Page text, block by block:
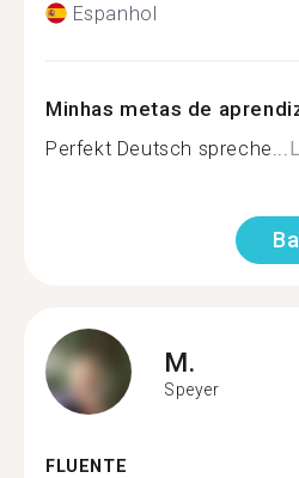
Espanhol
Minhas metas de
Perfekt Deutsch spreche...
M.
Speyer
FLUENTE